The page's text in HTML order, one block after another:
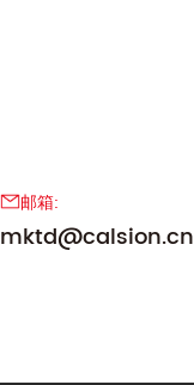
邮箱:
mktd@calsion.cn